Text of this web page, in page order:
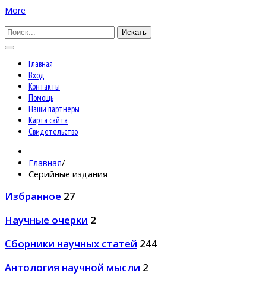
More
Искать
Главная
Вход
Контакты
Помощь
Наши партнёры
Карта сайта
Свидетельство
Главная/
Серийные издания
Избранное 27
Научные очерки 2
Сборники научных статей 244
Антология научной мысли 2